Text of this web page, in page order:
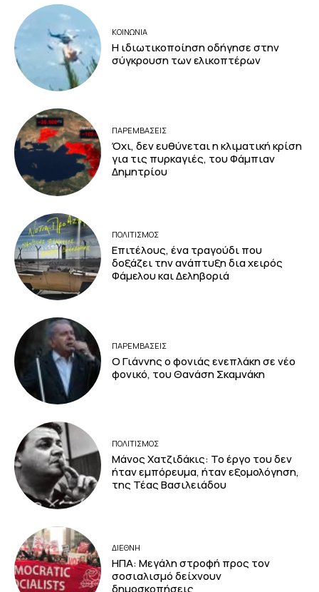
ΚΟΙΝΩΝΙΑ
Η ιδιωτικοποίηση οδήγησε στην
σύγκρουση των ελικοπτέρων
ΠΑΡΕΜΒΑΣΕΙΣ
Όχι, δεν ευθύνεται η κλιματική κρίση
για τις πυρκαγιές, του Φάμπιαν
Δημητρίου
ΠΟΛΙΤΙΣΜΟΣ
Επιτέλους, ένα τραγούδι που
δοξάζει την ανάπτυξη δια χειρός
Φάμελου και Δεληβοριά
ΠΑΡΕΜΒΑΣΕΙΣ
Ο Γιάννης ο φονιάς ενεπλάκη σε νέο
φονικό, του Θανάση Σκαμνάκη
ΠΟΛΙΤΙΣΜΟΣ
Μάνος Χατζιδάκις: Το έργο του δεν
ήταν εμπόρευμα, ήταν εξομολόγηση,
της Τέας Βασιλειάδου
ΔΙΕΘΝΗ
ΗΠΑ: Μεγάλη στροφή προς τον
σοσιαλισμό δείχνουν